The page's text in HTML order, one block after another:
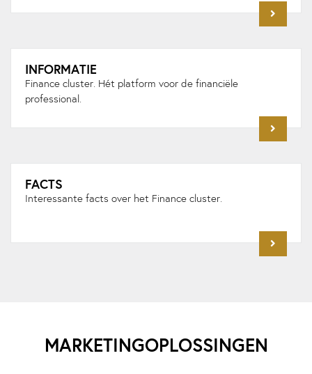
INFORMATIE
Finance cluster. Hét platform voor de financiële
professional.
FACTS
Interessante facts over het Finance cluster.
MARKETINGOPLOSSINGEN